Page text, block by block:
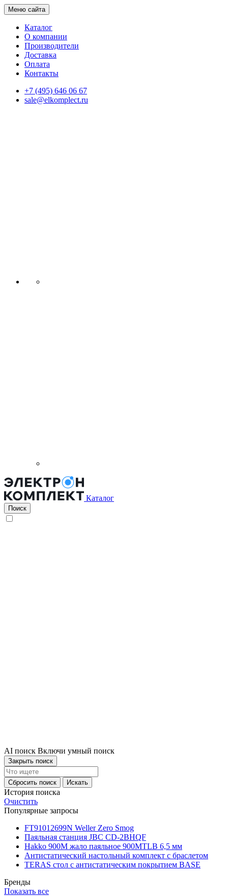
Меню сайта
Каталог
О компании
Производители
Доставка
Оплата
Контакты
+7 (495) 646 06 67
sale@elkomplect.ru
Каталог
Поиск
AI поиск Включи умный поиск
Закрыть поиск
Сбросить поиск Искать
История поиска
Очистить
Популярные запросы
FT91012699N Weller Zero Smog
Паяльная станция JBC CD-2BHQF
Hakko 900M жало паяльное 900MTLB 6,5 мм
Антистатический настольный комплект с браслетом
TERAS стол с антистатическим покрытием BASE
Бренды
Показать все